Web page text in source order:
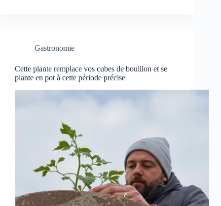
Gastronomie
Cette plante remplace vos cubes de bouillon et se
plante en pot à cette période précise